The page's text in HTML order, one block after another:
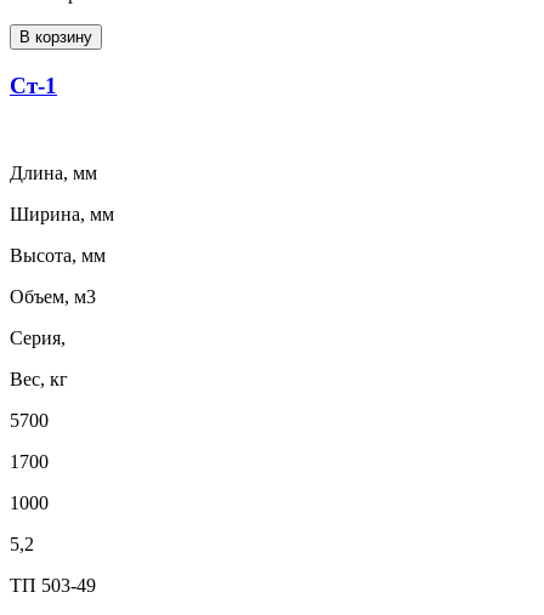
В корзину
Ст-1
Длина, мм
Ширина, мм
Высота, мм
Объем, м3
Серия,
Вес, кг
5700
1700
1000
5,2
ТП 503-49